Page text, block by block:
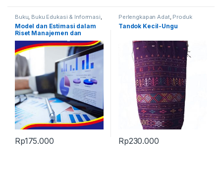
Buku, Buku Edukasi & Informasi,
Produk Terbaru
Model dan Estimasi dalam
Riset Manajemen dan
Keuangan
Rp175.000
Perlengkapan Adat, Produk
Terbaru, Tandok
Tandok Kecil-Ungu
Rp230.000